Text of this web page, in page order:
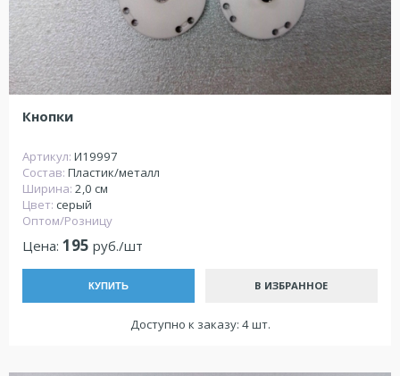
Кнопки
Артикул: И19997
Состав: Пластик/металл
Ширина: 2,0 см
Цвет: серый
Оптом/Розницу
Цена: 195 руб./шт
КУПИТЬ В ИЗБРАННОЕ
Доступно к заказу: 4 шт.